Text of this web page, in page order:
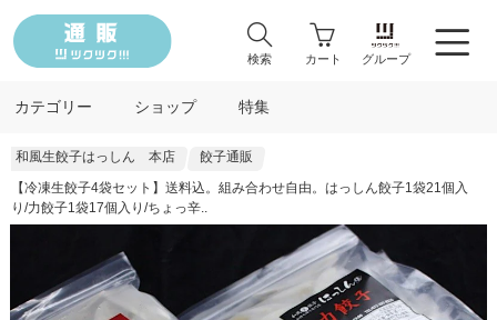
検索 カート グループ
カテゴリー ショップ 特集
和風生餃子はっしん 本店
餃子通販
【冷凍生餃子4袋セット】送料込。組み合わせ自由。はっしん餃子1袋21個入
り/力餃子1袋17個入り/ちょっ辛..